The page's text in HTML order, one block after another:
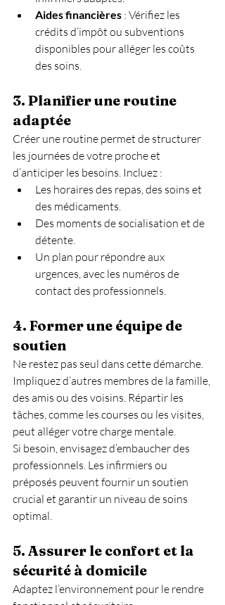
Aides financières : Vérifiez les
crédits d’impôt ou subventions
disponibles pour alléger les coûts
des soins.
3. Planifier une routine
adaptée
Créer une routine permet de structurer
les journées de votre proche et
d’anticiper les besoins. Incluez :
Les horaires des repas, des soins et
des médicaments.
Des moments de socialisation et de
détente.
Un plan pour répondre aux
urgences, avec les numéros de
contact des professionnels.
4. Former une équipe de
soutien
Ne restez pas seul dans cette démarche.
Impliquez d’autres membres de la famille,
des amis ou des voisins. Répartir les
tâches, comme les courses ou les visites,
peut alléger votre charge mentale.
Si besoin, envisagez d’embaucher des
professionnels. Les infirmiers ou
préposés peuvent fournir un soutien
crucial et garantir un niveau de soins
optimal.
5. Assurer le confort et la
sécurité à domicile
Adaptez l’environnement pour le rendre